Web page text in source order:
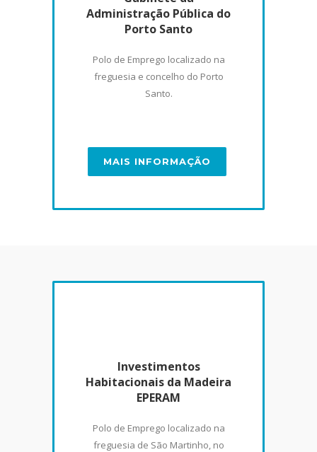
Administração Pública do
Porto Santo
Polo de Emprego localizado na
freguesia e concelho do Porto
Santo.
MAIS INFORMAÇÃO
Investimentos
Habitacionais da Madeira
EPERAM
Polo de Emprego localizado na
freguesia de São Martinho, no